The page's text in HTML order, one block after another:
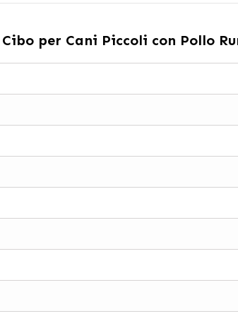
per Cani Piccoli con Pollo